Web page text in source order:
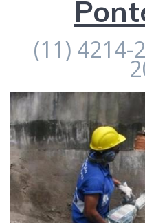
(11) 4214-